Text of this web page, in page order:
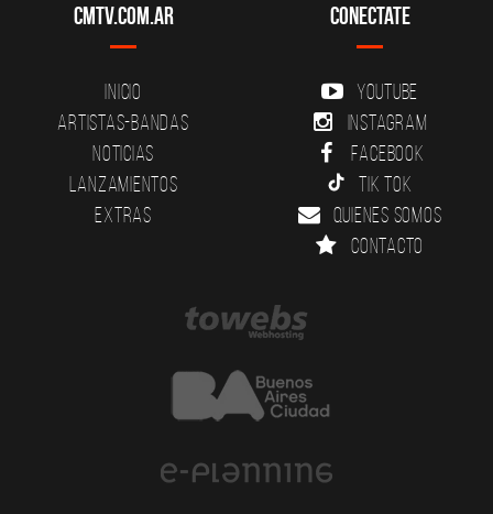
CMTV.com.ar
Inicio
Artistas-Bandas
Noticias
Lanzamientos
Extras
Conectate
YouTube
Instagram
Facebook
Tik Tok
Quienes somos
Contacto